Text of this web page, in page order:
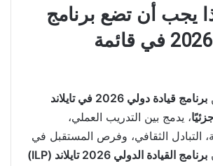
يجب أن تضع برنامج
ILP تايلاند 2026 في قائمة
برنامج قيادة دولي 2026 في تايلاند
، يدمج بين التدريب العملي،
التبادل الثقافي، وفرص المستقبل في
برنامج القيادة الدولي 2026 تايلاند (ILP)